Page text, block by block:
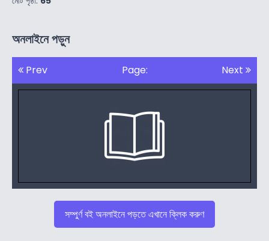
অনলাইনে পড়ুন
Prev Page: Next
সম্পুর্ণ বই অনলাইনে পড়তে এখানে ক্লিক করুণ